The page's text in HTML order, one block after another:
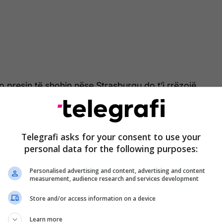
presin të shohin nëse Strasburgu do t’i rrëzojë
nga një vendim.
për “Focus” se rasti është ende duke u punuar
që ushtrojnë detyrën janë ende me
po shkon në drejtim të dëshmimit se abolimi i
që në fillim.
referua një neni të Ligjit për Faljen që nuk
Telegrafi asks for your consent to use your
personal data for the following purposes:
Personalised advertising and content, advertising and content
measurement, audience research and services development
Store and/or access information on a device
Learn more